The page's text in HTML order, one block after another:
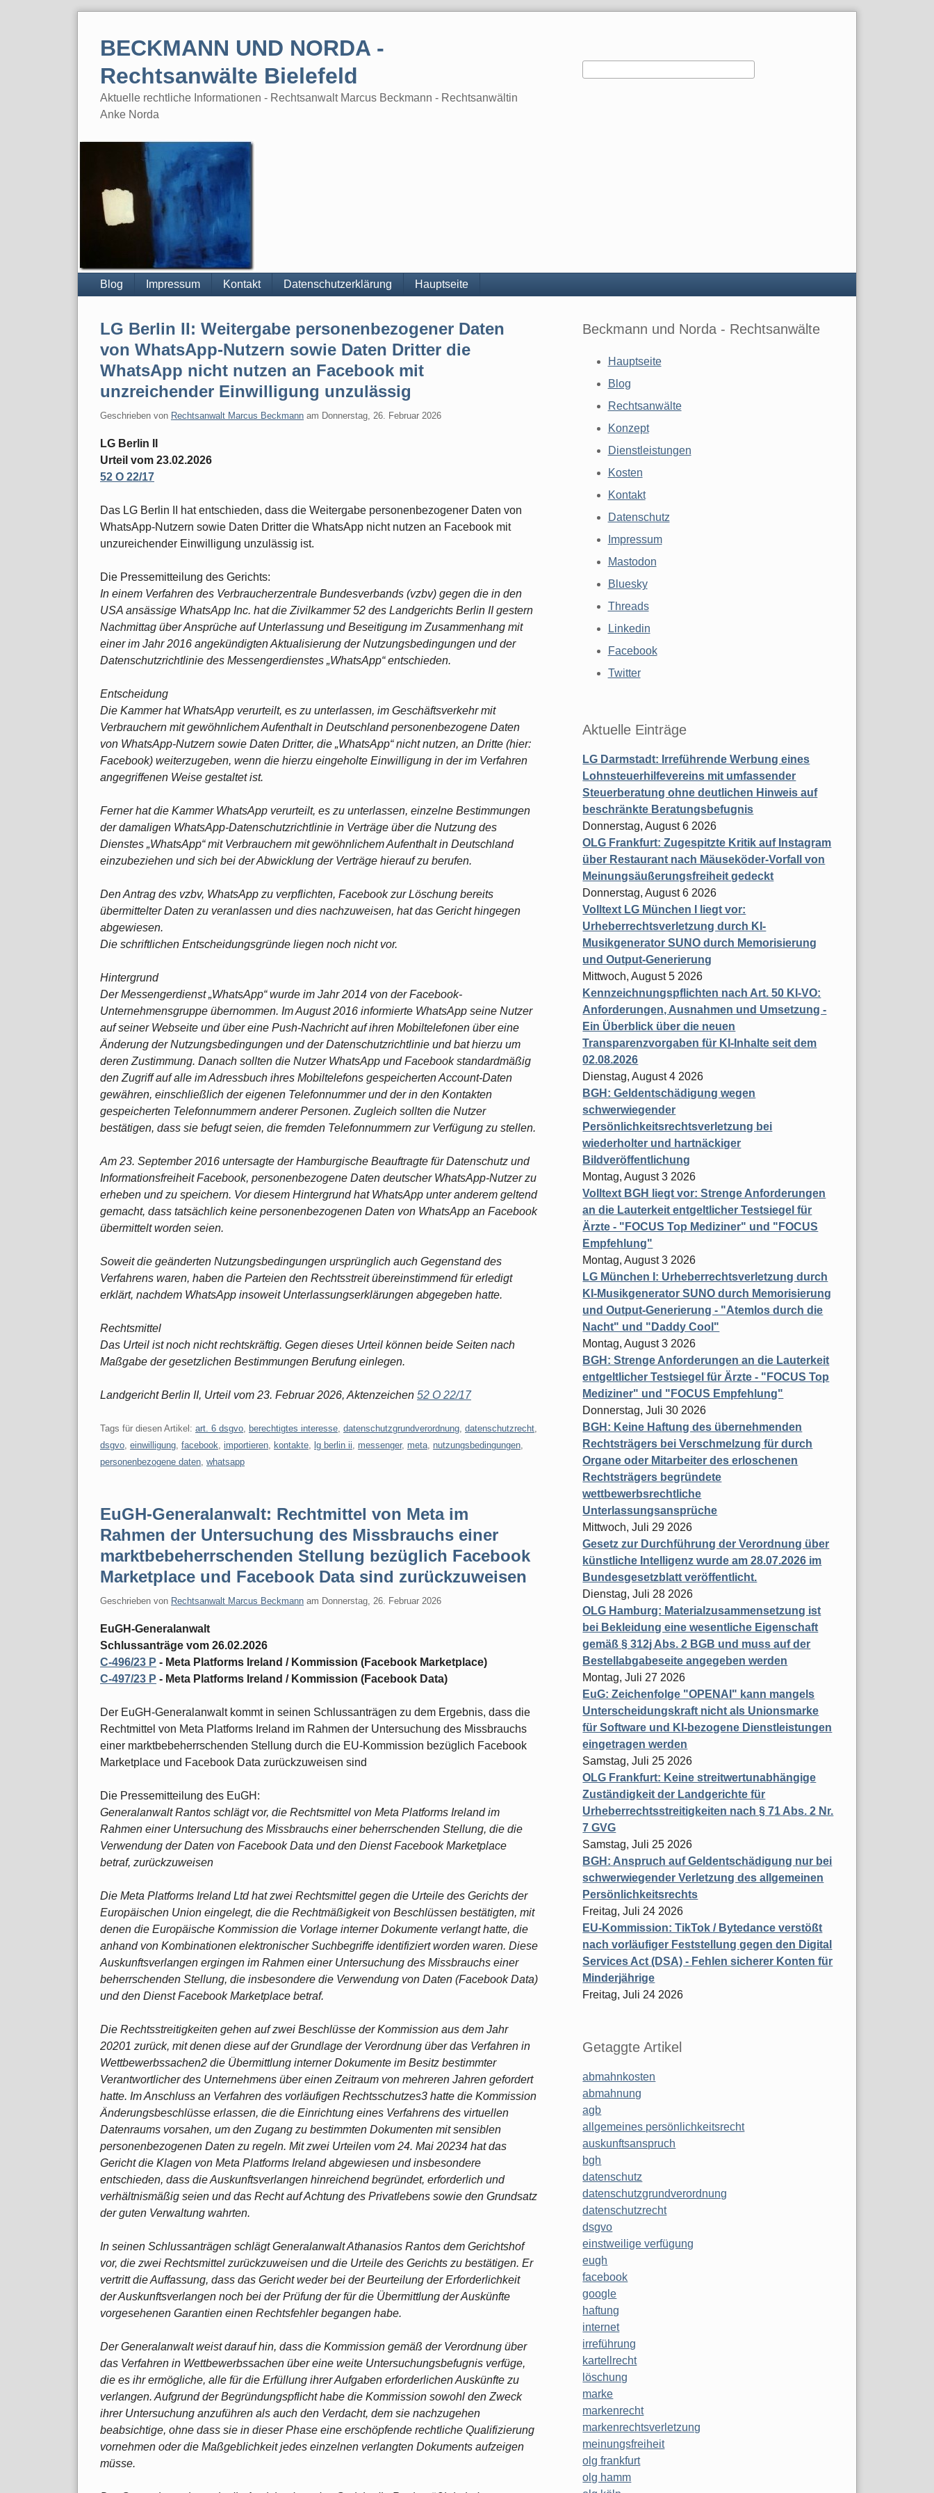
BECKMANN UND NORDA -
Rechtsanwälte Bielefeld
Aktuelle rechtliche Informationen - Rechtsanwalt Marcus Beckmann - Rechtsanwältin
Anke Norda
Blog Impressum Kontakt Datenschutzerklärung Hauptseite
LG Berlin II: Weitergabe personenbezogener Daten
von WhatsApp-Nutzern sowie Daten Dritter die
WhatsApp nicht nutzen an Facebook mit
unzreichender Einwilligung unzulässig
Geschrieben von Rechtsanwalt Marcus Beckmann am Donnerstag, 26. Februar 2026
LG Berlin II
Urteil vom 23.02.2026
52 O 22/17
Das LG Berlin II hat entschieden, dass die Weitergabe personenbezogener Daten von
WhatsApp-Nutzern sowie Daten Dritter die WhatsApp nicht nutzen an Facebook mit
unzureichender Einwilligung unzulässig ist.
Die Pressemitteilung des Gerichts:
In einem Verfahren des Verbraucherzentrale Bundesverbands (vzbv) gegen die in den
USA ansässige WhatsApp Inc. hat die Zivilkammer 52 des Landgerichts Berlin II gestern
Nachmittag über Ansprüche auf Unterlassung und Beseitigung im Zusammenhang mit
einer im Jahr 2016 angekündigten Aktualisierung der Nutzungsbedingungen und der
Datenschutzrichtlinie des Messengerdienstes „WhatsApp“ entschieden.
Entscheidung
Die Kammer hat WhatsApp verurteilt, es zu unterlassen, im Geschäftsverkehr mit
Verbrauchern mit gewöhnlichem Aufenthalt in Deutschland personenbezogene Daten
von WhatsApp-Nutzern sowie Daten Dritter, die „WhatsApp“ nicht nutzen, an Dritte (hier:
Facebook) weiterzugeben, wenn die hierzu eingeholte Einwilligung in der im Verfahren
angegriffenen Weise gestaltet ist.
Ferner hat die Kammer WhatsApp verurteilt, es zu unterlassen, einzelne Bestimmungen
der damaligen WhatsApp-Datenschutzrichtlinie in Verträge über die Nutzung des
Dienstes „WhatsApp“ mit Verbrauchern mit gewöhnlichem Aufenthalt in Deutschland
einzubeziehen und sich bei der Abwicklung der Verträge hierauf zu berufen.
Den Antrag des vzbv, WhatsApp zu verpflichten, Facebook zur Löschung bereits
übermittelter Daten zu veranlassen und dies nachzuweisen, hat das Gericht hingegen
abgewiesen.
Die schriftlichen Entscheidungsgründe liegen noch nicht vor.
Hintergrund
Der Messengerdienst „WhatsApp“ wurde im Jahr 2014 von der Facebook-
Unternehmensgruppe übernommen. Im August 2016 informierte WhatsApp seine Nutzer
auf seiner Webseite und über eine Push-Nachricht auf ihren Mobiltelefonen über eine
Änderung der Nutzungsbedingungen und der Datenschutzrichtlinie und bat hierzu um
deren Zustimmung. Danach sollten die Nutzer WhatsApp und Facebook standardmäßig
den Zugriff auf alle im Adressbuch ihres Mobiltelefons gespeicherten Account-Daten
gewähren, einschließlich der eigenen Telefonnummer und der in den Kontakten
gespeicherten Telefonnummern anderer Personen. Zugleich sollten die Nutzer
bestätigen, dass sie befugt seien, die fremden Telefonnummern zur Verfügung zu stellen.
Am 23. September 2016 untersagte der Hamburgische Beauftragte für Datenschutz und
Informationsfreiheit Facebook, personenbezogene Daten deutscher WhatsApp-Nutzer zu
erheben und zu speichern. Vor diesem Hintergrund hat WhatsApp unter anderem geltend
gemacht, dass tatsächlich keine personenbezogenen Daten von WhatsApp an Facebook
übermittelt worden seien.
Soweit die geänderten Nutzungsbedingungen ursprünglich auch Gegenstand des
Verfahrens waren, haben die Parteien den Rechtsstreit übereinstimmend für erledigt
erklärt, nachdem WhatsApp insoweit Unterlassungserklärungen abgegeben hatte.
Rechtsmittel
Das Urteil ist noch nicht rechtskräftig. Gegen dieses Urteil können beide Seiten nach
Maßgabe der gesetzlichen Bestimmungen Berufung einlegen.
Landgericht Berlin II, Urteil vom 23. Februar 2026, Aktenzeichen 52 O 22/17
Tags für diesen Artikel: art. 6 dsgvo berechtigtes interesse datenschutzgrundverordnung datenschutzrecht
dsgvo einwilligung facebook importieren kontakte lg berlin ii messenger, meta nutzungsbedingungen
personenbezogene daten whatsapp
EuGH-Generalanwalt: Rechtmittel von Meta im
Rahmen der Untersuchung des Missbrauchs einer
marktbebeherrschenden Stellung bezüglich Facebook
Marketplace und Facebook Data sind zurückzuweisen
Geschrieben von Rechtsanwalt Marcus Beckmann am Donnerstag, 26. Februar 2026
EuGH-Generalanwalt
Schlussanträge vom 26.02.2026
C-496/23 P - Meta Platforms Ireland / Kommission (Facebook Marketplace)
C-497/23 P - Meta Platforms Ireland / Kommission (Facebook Data)
Der EuGH-Generalanwalt kommt in seinen Schlussanträgen zu dem Ergebnis, dass die
Rechtmittel von Meta Platforms Ireland im Rahmen der Untersuchung des Missbrauchs
einer marktbebeherrschenden Stellung durch die EU-Kommission bezüglich Facebook
Marketplace und Facebook Data zurückzuweisen sind
Die Pressemitteilung des EuGH:
Generalanwalt Rantos schlägt vor, die Rechtsmittel von Meta Platforms Ireland im
Rahmen einer Untersuchung des Missbrauchs einer beherrschenden Stellung, die die
Verwendung der Daten von Facebook Data und den Dienst Facebook Marketplace
betraf, zurückzuweisen
Die Meta Platforms Ireland Ltd hat zwei Rechtsmittel gegen die Urteile des Gerichts der
Europäischen Union eingelegt, die die Rechtmäßigkeit von Beschlüssen bestätigten, mit
denen die Europäische Kommission die Vorlage interner Dokumente verlangt hatte, die
anhand von Kombinationen elektronischer Suchbegriffe identifiziert worden waren. Diese
Auskunftsverlangen ergingen im Rahmen einer Untersuchung des Missbrauchs einer
beherrschenden Stellung, die insbesondere die Verwendung von Daten (Facebook Data)
und den Dienst Facebook Marketplace betraf.
Die Rechtsstreitigkeiten gehen auf zwei Beschlüsse der Kommission aus dem Jahr
20201 zurück, mit denen diese auf der Grundlage der Verordnung über das Verfahren in
Wettbewerbssachen2 die Übermittlung interner Dokumente im Besitz bestimmter
Verantwortlicher des Unternehmens über einen Zeitraum von mehreren Jahren gefordert
hatte. Im Anschluss an Verfahren des vorläufigen Rechtsschutzes3 hatte die Kommission
Änderungsbeschlüsse erlassen, die die Einrichtung eines Verfahrens des virtuellen
Datenraums vorsahen, um den Zugang zu bestimmten Dokumenten mit sensiblen
personenbezogenen Daten zu regeln. Mit zwei Urteilen vom 24. Mai 20234 hat das
Gericht die Klagen von Meta Platforms Ireland abgewiesen und insbesondere
entschieden, dass die Auskunftsverlangen hinreichend begründet, erforderlich und
verhältnismäßig seien und das Recht auf Achtung des Privatlebens sowie den Grundsatz
der guten Verwaltung wahrten.
In seinen Schlussanträgen schlägt Generalanwalt Athanasios Rantos dem Gerichtshof
vor, die zwei Rechtsmittel zurückzuweisen und die Urteile des Gerichts zu bestätigen. Er
vertritt die Auffassung, dass das Gericht weder bei der Beurteilung der Erforderlichkeit
der Auskunftsverlangen noch bei der Prüfung der für die Übermittlung der Auskünfte
vorgesehenen Garantien einen Rechtsfehler begangen habe.
Der Generalanwalt weist darauf hin, dass die Kommission gemäß der Verordnung über
das Verfahren in Wettbewerbssachen über eine weite Untersuchungsbefugnis verfüge,
die es ihr ermögliche, alle für die Erfüllung ihrer Aufgaben erforderlichen Auskünfte zu
verlangen. Aufgrund der Begründungspflicht habe die Kommission sowohl den Zweck
ihrer Untersuchung anzuführen als auch den Verdacht, dem sie nachzugehen
beabsichtige, ohne dass sie in dieser Phase eine erschöpfende rechtliche Qualifizierung
vornehmen oder die Maßgeblichkeit jedes einzelnen verlangten Dokuments aufzeigen
müsse.
Beckmann und Norda - Rechtsanwälte
Hauptseite
Blog
Rechtsanwälte
Konzept
Dienstleistungen
Kosten
Kontakt
Datenschutz
Impressum
Mastodon
Bluesky
Threads
Linkedin
Facebook
Twitter
Aktuelle Einträge
LG Darmstadt: Irreführende Werbung eines
Lohnsteuerhilfevereins mit umfassender
Steuerberatung ohne deutlichen Hinweis auf
beschränkte Beratungsbefugnis
Donnerstag, August 6 2026
OLG Frankfurt: Zugespitzte Kritik auf Instagram
über Restaurant nach Mäuseköder-Vorfall von
Meinungsäußerungsfreiheit gedeckt
Donnerstag, August 6 2026
Volltext LG München I liegt vor:
Urheberrechtsverletzung durch KI-
Musikgenerator SUNO durch Memorisierung
und Output-Generierung
Mittwoch, August 5 2026
Kennzeichnungspflichten nach Art. 50 KI-VO:
Anforderungen, Ausnahmen und Umsetzung -
Ein Überblick über die neuen
Transparenzvorgaben für KI-Inhalte seit dem
02.08.2026
Dienstag, August 4 2026
BGH: Geldentschädigung wegen
schwerwiegender
Persönlichkeitsrechtsverletzung bei
wiederholter und hartnäckiger
Bildveröffentlichung
Montag, August 3 2026
Volltext BGH liegt vor: Strenge Anforderungen
an die Lauterkeit entgeltlicher Testsiegel für
Ärzte - "FOCUS Top Mediziner" und "FOCUS
Empfehlung"
Montag, August 3 2026
LG München I: Urheberrechtsverletzung durch
KI-Musikgenerator SUNO durch Memorisierung
und Output-Generierung - "Atemlos durch die
Nacht" und "Daddy Cool"
Montag, August 3 2026
BGH: Strenge Anforderungen an die Lauterkeit
entgeltlicher Testsiegel für Ärzte - "FOCUS Top
Mediziner" und "FOCUS Empfehlung"
Donnerstag, Juli 30 2026
BGH: Keine Haftung des übernehmenden
Rechtsträgers bei Verschmelzung für durch
Organe oder Mitarbeiter des erloschenen
Rechtsträgers begründete
wettbewerbsrechtliche
Unterlassungsansprüche
Mittwoch, Juli 29 2026
Gesetz zur Durchführung der Verordnung über
künstliche Intelligenz wurde am 28.07.2026 im
Bundesgesetzblatt veröffentlicht.
Dienstag, Juli 28 2026
OLG Hamburg: Materialzusammensetzung ist
bei Bekleidung eine wesentliche Eigenschaft
gemäß § 312j Abs. 2 BGB und muss auf der
Bestellabgabeseite angegeben werden
Montag, Juli 27 2026
EuG: Zeichenfolge "OPENAI" kann mangels
Unterscheidungskraft nicht als Unionsmarke
für Software und KI-bezogene Dienstleistungen
eingetragen werden
Samstag, Juli 25 2026
OLG Frankfurt: Keine streitwertunabhängige
Zuständigkeit der Landgerichte für
Urheberrechtsstreitigkeiten nach § 71 Abs. 2 Nr.
7 GVG
Samstag, Juli 25 2026
BGH: Anspruch auf Geldentschädigung nur bei
schwerwiegender Verletzung des allgemeinen
Persönlichkeitsrechts
Freitag, Juli 24 2026
EU-Kommission: TikTok / Bytedance verstößt
nach vorläufiger Feststellung gegen den Digital
Services Act (DSA) - Fehlen sicherer Konten für
Minderjährige
Freitag, Juli 24 2026
Getaggte Artikel
abmahnkosten
abmahnung
agb
allgemeines persönlichkeitsrecht
auskunftsanspruch
bgh
datenschutz
datenschutzgrundverordnung
datenschutzrecht
dsgvo
einstweilige verfügung
eugh
facebook
google
haftung
internet
irreführung
kartellrecht
löschung
marke
markenrecht
markenrechtsverletzung
meinungsfreiheit
olg frankfurt
olg hamm